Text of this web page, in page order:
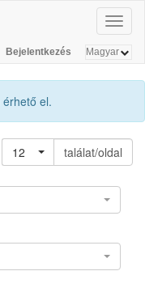
Bejelentkezés
érhető el.
12
találat/oldal